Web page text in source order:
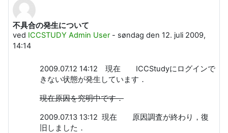
不具合の発生について
ved ICCSTUDY Admin User- søndag den 12. juli 2009,
14:14
Antal besvarelser: 0
2009.07.12 14:12 現在 ICCStudyにログインで
きない状態が発生しています．
現在原因を究明中です．
2009.07.13 13:12 現在 原因調査が終わり，復
旧しました．